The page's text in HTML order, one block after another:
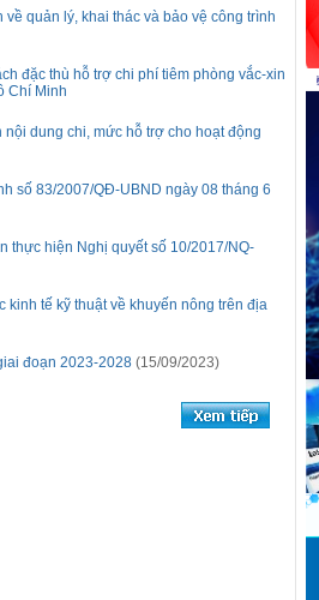
quản lý, khai thác và bảo vệ công trình
đặc thù hỗ trợ chi phí tiêm phòng vắc-xin
Chí Minh
dung chi, mức hỗ trợ cho hoạt động
số 83/2007/QĐ-UBND ngày 08 tháng 6
thực hiện Nghị quyết số 10/2017/NQ-
tế kỹ thuật về khuyến nông trên địa
đoạn 2023-2028 (15/09/2023)
■